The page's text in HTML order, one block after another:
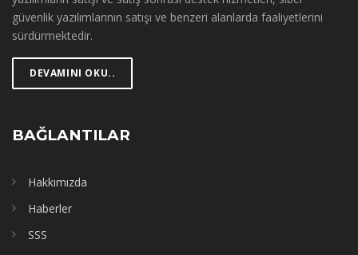
güvenlik yazılımlarının satışı ve benzeri alanlarda faaliyetlerini
sürdürmektedir.
DEVAMINI OKU..
BAĞLANTILAR
Hakkımızda
Haberler
SSS